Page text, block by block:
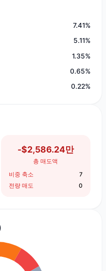
7.41%
5.11%
1.35%
0.65%
0.22%
-$2,586.24만
총 매도액
비중 축소
7
전량 매도
0